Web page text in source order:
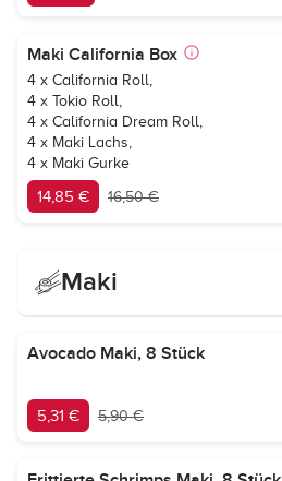
Maki California Box
4 x California Roll,
4 x Tokio Roll,
4 x California Dream Roll,
4 x Maki Lachs,
4 x Maki Gurke
14,85 € 16,50 €
Maki
Avocado Maki, 8 Stück
5,31 € 5,90 €